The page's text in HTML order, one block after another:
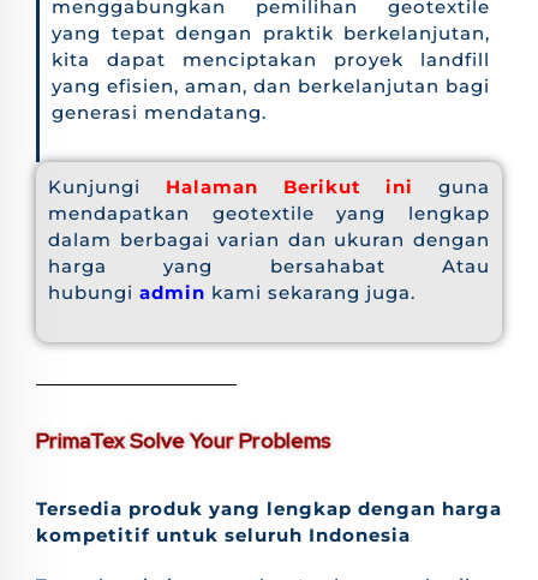
menggabungkan pemilihan geotextile
yang tepat dengan praktik berkelanjutan,
kita dapat menciptakan proyek landfill
yang efisien, aman, dan berkelanjutan bagi
generasi mendatang.
Kunjungi Halaman Berikut ini
guna
mendapatkan geotextile yang lengkap
dalam berbagai varian dan ukuran dengan
harga yang bersahabat Atau
hubungi admin kami sekarang juga.
PrimaTex Solve Your Problems
Tersedia produk yang lengkap dengan harga
kompetitif untuk seluruh Indonesia